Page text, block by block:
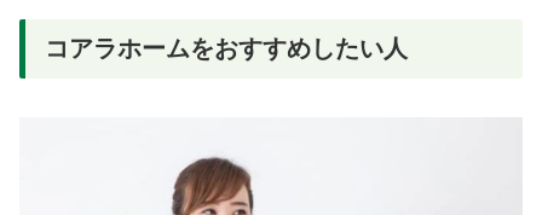
コアラホームをおすすめしたい人